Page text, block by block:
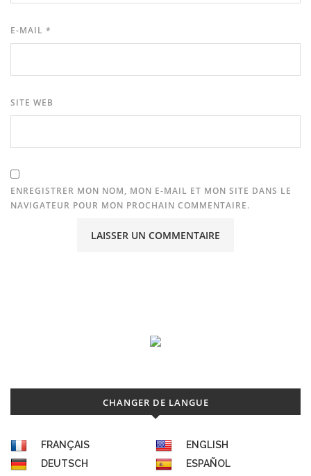
E-MAIL *
SITE WEB
ENREGISTRER MON NOM, MON E-MAIL ET MON SITE DANS LE
NAVIGATEUR POUR MON PROCHAIN COMMENTAIRE.
CHANGER DE LANGUE
FRANÇAIS
ENGLISH
DEUTSCH
ESPAÑOL